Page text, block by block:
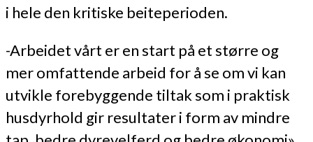
i hele den kritiske beiteperioden.
-Arbeidet vårt er en start på et større og
mer omfattende arbeid for å se om vi kan
utvikle forebyggende tiltak som i praktisk
husdyrhold gir resultater i form av mindre